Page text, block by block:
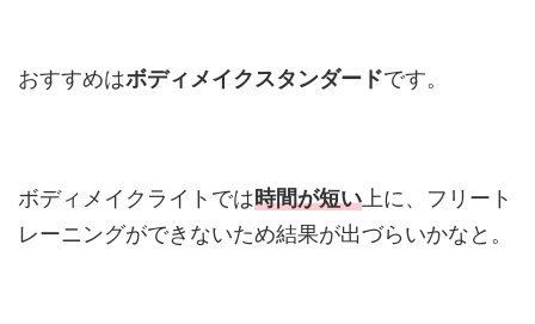
おすすめはボディメイクスタンダードです。
ボディメイクライトでは時間が短い 上に、フリート
レーニングができないため結果が出づらいかなと。